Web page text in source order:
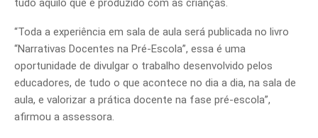
tudo aquilo que é produzido com as crianças.
“Toda a experiência em sala de aula será publicada no livro
“Narrativas Docentes na Pré-Escola”, essa é uma
oportunidade de divulgar o trabalho desenvolvido pelos
educadores, de tudo o que acontece no dia a dia, na sala de
aula, e valorizar a prática docente na fase pré-escola”,
afirmou a assessora.